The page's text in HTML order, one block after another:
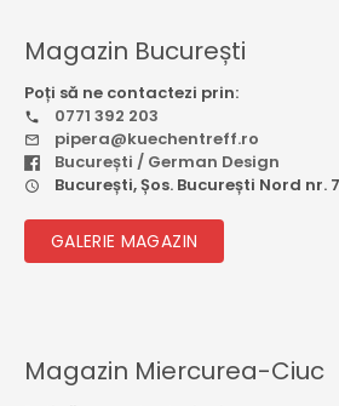
Magazin București
Poți să ne contactezi prin:
0771 392 203
pipera@kuechentreff.ro
București / German Design
București, Șos. București Nord nr.
GALERIE MAGAZIN
Magazin Miercurea-Ciuc